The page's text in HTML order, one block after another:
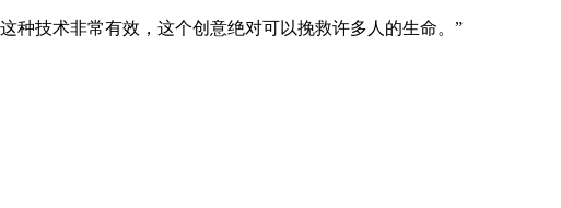
种技术非常有效，这个创意绝对可以挽救许多人的生命。”